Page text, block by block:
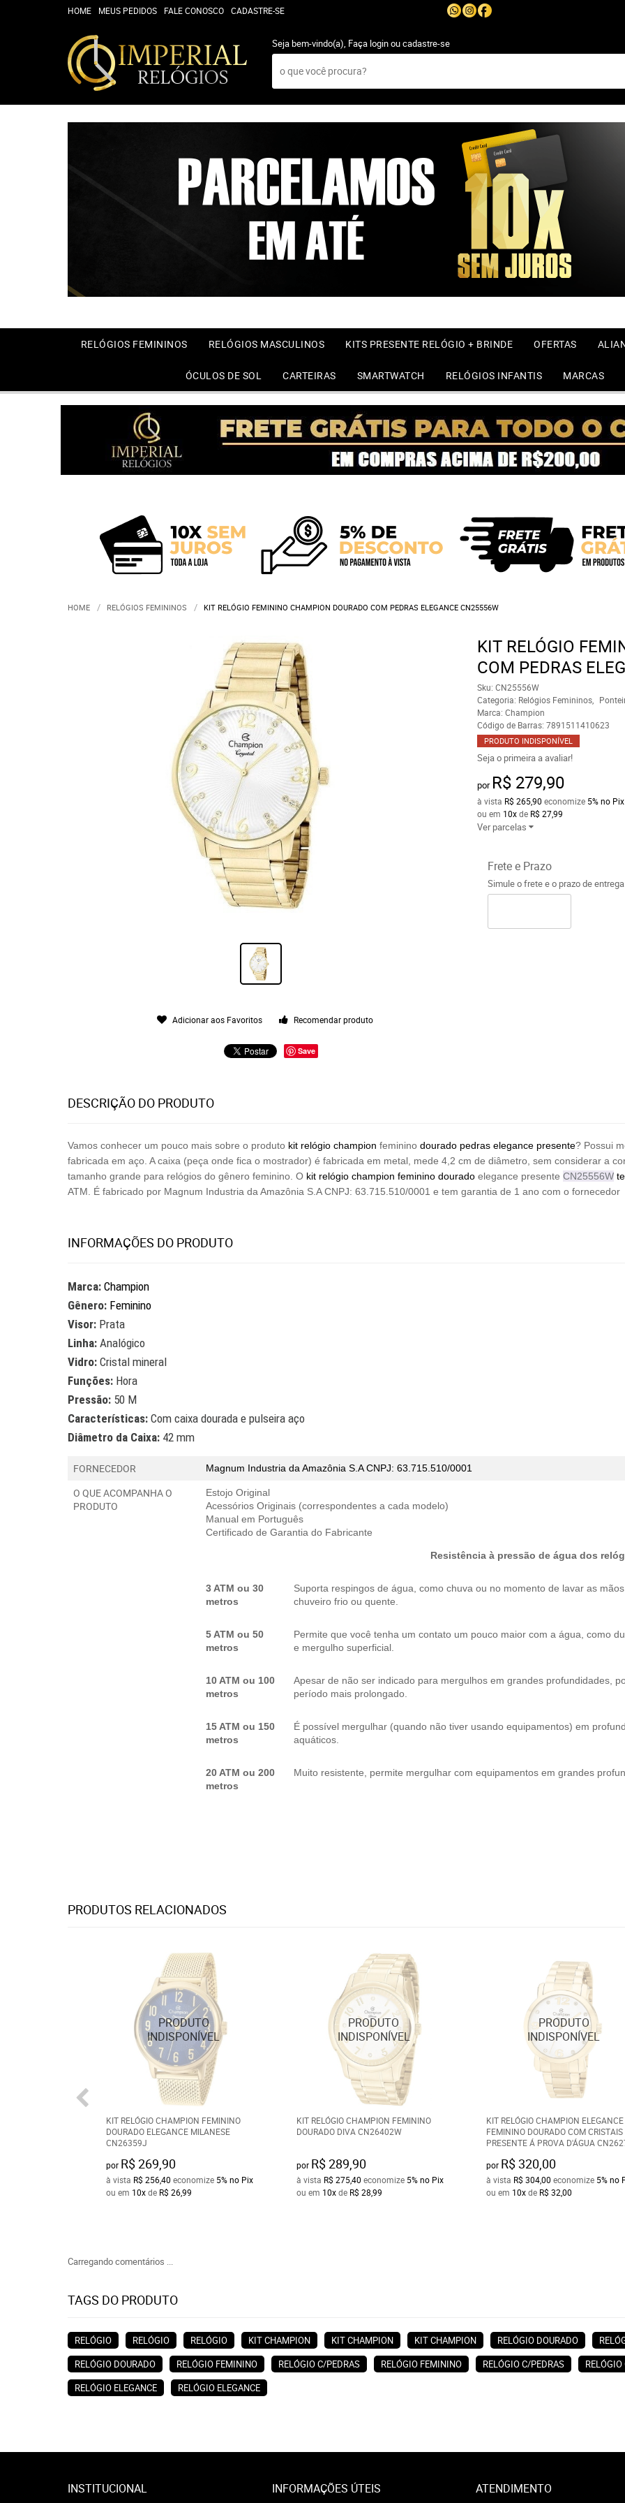
HOME MEUS PEDIDOS FALE CONOSCO CADASTRE-SE
Seja bem-vindo(a), Faça loginoucadastre-se
RELÓGIOS FEMININOS RELÓGIOS MASCULINOS KITS PRESENTE RELÓGIO + BRINDE OFERTAS
ÓCULOS DE SOL CARTEIRAS SMARTWATCH RELÓGIOS INFANTIS MARCAS
HOME RELÓGIOS FEMININOS KIT RELÓGIO FEMININO CHAMPION DOURADO COM PEDRAS ELEGANCE CN25556W
Adicionar aos Favoritos Recomendar produto
Save
KIT RELÓGIO
COM PEDRAS
Sku: CN25556W
Categoria: Relógios Femininos
Marca: Champion
Código de Barras: 7891511410623
PRODUTO INDISPONÍVEL
Seja o primeira a avaliar!
por R$ 279,90
à vista R$ 265,90 economize 5% no Pix
ou em 10xde R$ 27,99
Ver parcelas
Frete e Prazo
Simule o frete e o prazo de
DESCRIÇÃO DO PRODUTO
Vamos conhecer um pouco mais sobre o produto kit relógio champion feminino dourado pedras elegance presente? Possui
fabricada em aço. A caixa (peça onde fica o mostrador) é fabricada em metal, mede 4,2 cm de diâmetro, sem considerar a
tamanho grande para relógios do gênero feminino. O kit relógio champion feminino dourado elegance presente CN25556W
ATM. É fabricado por Magnum Industria da Amazônia S.A CNPJ: 63.715.510/0001 e tem garantia de 1 ano com o fornecedor
INFORMAÇÕES DO PRODUTO
Marca: Champion
Gênero: Feminino
Visor: Prata
Linha: Analógico
Vidro: Cristal mineral
Funções: Hora
Pressão: 50 M
Características: Com caixa dourada e pulseira aço
Diâmetro da Caixa: 42 mm
FORNECEDOR Magnum Industria da Amazônia S.A CNPJ: 63.715.510/0001
O QUE ACOMPANHA O
PRODUTO
Estojo Original
Acessórios Originais (correspondentes a cada modelo)
Manual em Português
Certificado de Garantia do Fabricante
Resistência à pressão de água dos
3 ATM ou 30
metros
Suporta respingos de água, como chuva ou no momento de lavar as
chuveiro frio ou quente.
5 ATM ou 50
metros
Permite que você tenha um contato um pouco maior com a água, como
e mergulho superficial.
10 ATM ou 100
metros
Apesar de não ser indicado para mergulhos em grandes profundidades,
período mais prolongado.
15 ATM ou 150
metros
É possível mergulhar (quando não tiver usando equipamentos) em
aquáticos.
20 ATM ou 200
metros
Muito resistente, permite mergulhar com equipamentos em grandes
PRODUTOS RELACIONADOS
KIT RELÓGIO CHAMPION FEMININO
DOURADO ELEGANCE MILANESE
CN26359J
por R$ 269,90
à vista R$ 256,40 economize 5%no Pix
ou em 10xde R$ 26,99
KIT RELÓGIO CHAMPION FEMININO
DOURADO DIVA CN26402W
por R$ 289,90
à vista R$ 275,40 economize 5% no Pix
ou em 10xde R$ 28,99
KIT RELÓGIO CHAMPION ELEGANCE
FEMININO DOURADO COM CRISTAIS
PRESENTE Á PROVA D'ÁGUA
por R$ 320,00
à vista R$ 304,00 economize 5%no
ou em 10xde R$ 32,00
Carregando comentários ...
TAGS DO PRODUTO
RELÓGIO RELÓGIO RELÓGIO KIT CHAMPION KIT CHAMPION KIT CHAMPION RELÓGIO DOURADO
RELÓGIO DOURADO
RELÓGIO FEMININO RELÓGIO C/PEDRAS RELÓGIO FEMININO RELÓGIO C/PEDRAS
RELÓGIO ELEGANCE
RELÓGIO ELEGANCE
INSTITUCIONAL INFORMAÇÕES ÚTEIS ATENDIMENTO